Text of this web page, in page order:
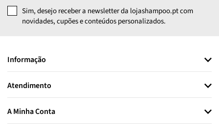
Sim, desejo receber a newsletter da lojashampoo.pt com
novidades, cupões e conteúdos personalizados.
Informação
Atendimento
A Minha Conta